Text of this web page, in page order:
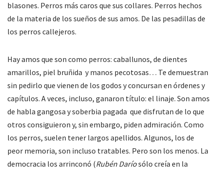
blasones. Perros más caros que sus collares. Perros hechos
de la materia de los sueños de sus amos. De las pesadillas de
los perros callejeros.
Hay amos que son como perros: caballunos, de dientes
amarillos, piel bruñida y manos pecotosas… Te demuestran
sin pedirlo que vienen de los godos y concursan en órdenes y
capítulos. A veces, incluso, ganaron título: el linaje. Son amos
de habla gangosa y soberbia pagada que disfrutan de lo que
otros consiguieron y, sin embargo, piden admiración. Como
los perros, suelen tener largos apellidos. Algunos, los de
peor memoria, son incluso tratables. Pero son los menos. La
democracia los arrinconó (Rubén Daríosólo creía en la